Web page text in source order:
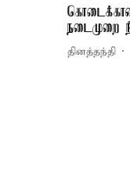
நடைமுறை
தினத்தந்தி